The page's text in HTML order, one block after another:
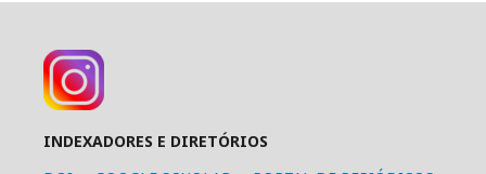
INDEXADORES E DIRETÓRIOS